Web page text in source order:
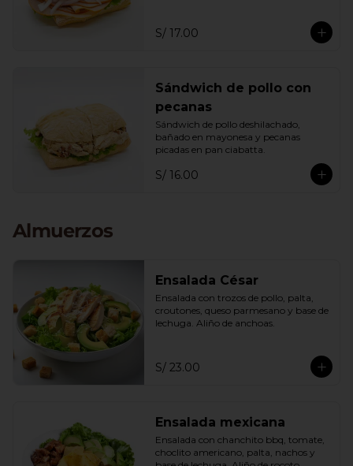
S/ 17.00
Sándwich de pollo con
pecanas
Sándwich de pollo deshilachado,
bañado en mayonesa y pecanas
picadas en pan ciabatta.
S/ 16.00
Almuerzos
Ensalada César
Ensalada con trozos de pollo, palta,
croutones, queso parmesano y base de
lechuga. Aliño de anchoas.
S/ 23.00
Ensalada mexicana
Ensalada con chanchito bbq, tomate,
choclito americano, palta, nachos y